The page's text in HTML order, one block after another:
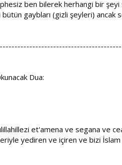
ben bilerek herhangi bir
bütün gaybları (gizli şeyleri)
Dua:
et'amena ve segana ve
yediren ve içiren ve bizi